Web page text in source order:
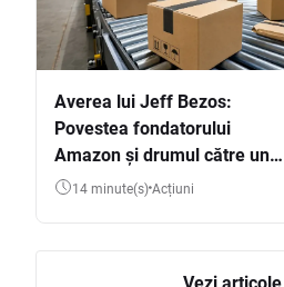
Averea lui Jeff Bezos:
Povestea fondatorului
Amazon și drumul către una
dintre cele mai mari averi
14 minute(s) Acțiuni